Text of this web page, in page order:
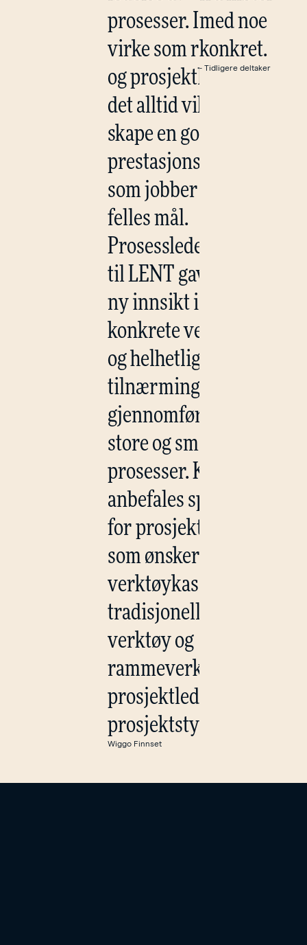
prosesser. I mitt
virke som rådgiver
og prosjektleder er
det alltid viktig å
skape en god
prestasjonsgruppe
som jobber mot
felles mål.
Prosesslederstudiet
til LENT gav meg
ny innsikt i
konkrete verktøy
og helhetlig
tilnærming til
gjennomføring av
store og små
prosesser. Kurset
anbefales spesielt
for prosjektledere
som ønsker mer i
verktøykassen enn
tradisjonelle
verktøy og
rammeverk for
prosjektledelse og
prosjektstyring.
Wiggo Finnset
med noe
konkret.
- Tidligere deltaker